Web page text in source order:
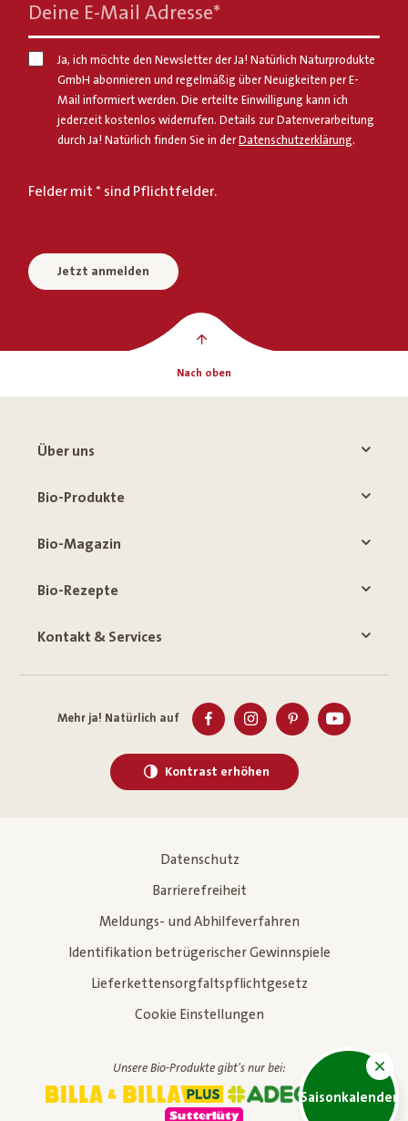
Saisonkalender
Deine E-Mail Adresse*
Ja, ich möchte den Newsletter der Ja! Natürlich Naturprodukte
GmbH abonnieren und regelmäßig über Neuigkeiten per E-
Mail informiert werden. Die erteilte Einwilligung kann ich
jederzeit kostenlos widerrufen. Details zur Datenverarbeitung
durch Ja! Natürlich finden Sie in derDatenschutzerklärung.
Felder mit * sind Pflichtfelder.
Jetzt anmelden
Nach oben
Über uns
Bio-Produkte
Bio-Magazin
Bio-Rezepte
Kontakt & Services
Mehr ja! Natürlich auf
Kontrast erhöhen
Datenschutz
Barrierefreiheit
Meldungs- und Abhilfeverfahren
Identifikation betrügerischer Gewinnspiele
Lieferkettensorgfaltspflichtgesetz
Cookie Einstellungen
Unsere Bio-Produkte gibt's nur bei: